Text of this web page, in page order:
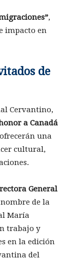
,
impacto en
de
Cervantino,
a Canadá
una
cultural,
General
de la
María
trabajo y
en la edición
del